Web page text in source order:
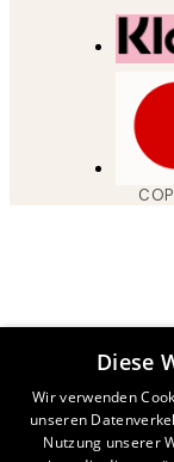
Diese
Wir verwenden
unseren
Nutzung unserer